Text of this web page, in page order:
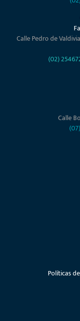
Calle Pedro de
(02)
Calle
Políticas